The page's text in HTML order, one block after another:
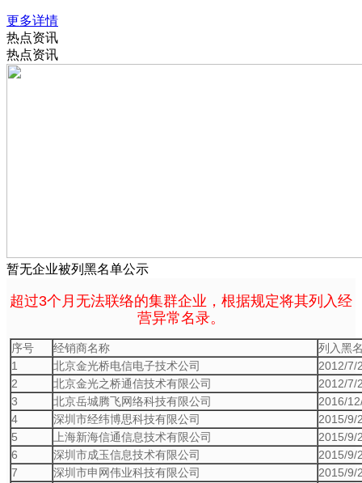
更多详情
热点资讯
热点资讯
暂无企业被列黑名单公示
超过3个月无法联络的集群企业，根据规定将其列入经
营异常名录。
序号 经销商名称
列入黑
1
北京金光桥电信电子技术公司
2012/7/
2
北京金光之桥通信技术有限公司
2012/7/
3
北京岳城腾飞网络科技有限公司
2016/
4
深圳市经纬博思科技有限公司
2015/9/
5
上海新海信通信息技术有限公司
2015/9/
6
深圳市成玉信息技术有限公司
2015/9/
7
深圳市申网伟业科技有限公司
2015/9/